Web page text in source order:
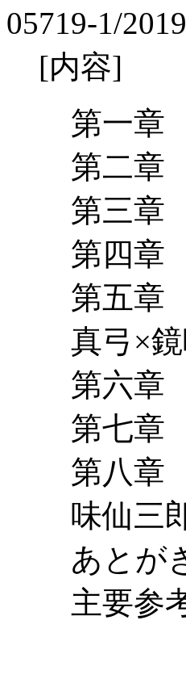
05719-1/
[内容]
第一章
第二章
第三章
第四
第五章
真弓×
第六
第七
第八章
味仙
あと
主要参